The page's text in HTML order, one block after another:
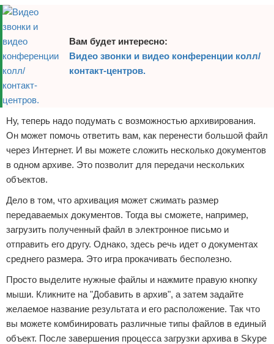
Вам будет интересно:
Видео звонки и видео конференции колл/
контакт-центров.
Ну, теперь надо подумать с возможностью архивирования.
Он может помочь ответить вам, как перенести большой файл
через Интернет. И вы можете сложить несколько документов
в одном архиве. Это позволит для передачи нескольких
объектов.
Дело в том, что архивация может сжимать размер
передаваемых документов. Тогда вы сможете, например,
загрузить полученный файл в электронное письмо и
отправить его другу. Однако, здесь речь идет о документах
среднего размера. Это игра прокачивать бесполезно.
Просто выделите нужные файлы и нажмите правую кнопку
мыши. Кликните на "Добавить в архив", а затем задайте
желаемое название результата и его расположение. Так что
вы можете комбинировать различные типы файлов в единый
объект. После завершения процесса загрузки архива в Skype